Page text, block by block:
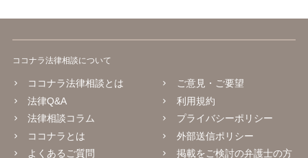
ココナラ法律相談について
ココナラ法律相談とは
法律Q&A
法律相談コラム
ココナラとは
よくあるご質問
ご意見・ご要望
利用規約
プライバシーポリシー
外部送信ポリシー
掲載をご検討の弁護士の方